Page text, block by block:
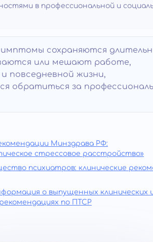
в профессиональной и
сохраняются
или мешают работе,
повседневной жизни,
обратиться за
Минздрава РФ:
стрессовое расстройство»
психиатров: клинические
о выпущенных клинических
по ПТСР